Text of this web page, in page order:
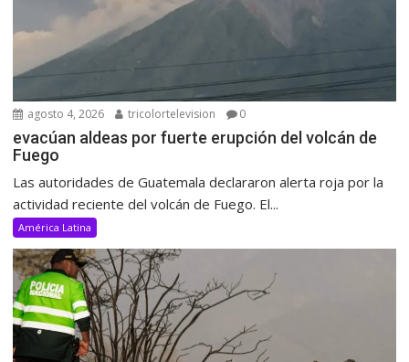
agosto 4, 2026 tricolortelevision 0
evacúan aldeas por fuerte erupción del volcán de
Fuego
Las autoridades de Guatemala declararon alerta roja por la
actividad reciente del volcán de Fuego. El...
América Latina